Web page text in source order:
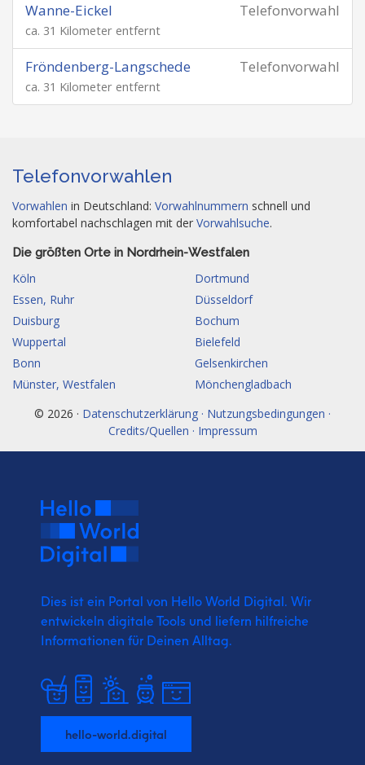
Telefonvorwahl
Wanne-Eickel
ca. 31 Kilometer entfernt
Telefonvorwahl
Fröndenberg-Langschede
ca. 31 Kilometer entfernt
Telefonvorwahlen
Vorwahlen in Deutschland: Vorwahlnummern schnell und
komfortabel nachschlagen mit der Vorwahlsuche.
Die größten Orte in Nordrhein-Westfalen
Köln
Dortmund
Essen, Ruhr
Düsseldorf
Duisburg
Bochum
Wuppertal
Bielefeld
Bonn
Gelsenkirchen
Münster, Westfalen
Mönchengladbach
© 2026 · Datenschutzerklärung · Nutzungsbedingungen ·
Credits/Quellen · Impressum
Dies ist ein Portal von Hello World Digital. Wir
entwickeln digitale Tools und liefern hilfreiche
Informationen für Deinen Alltag.
hello-world.digital